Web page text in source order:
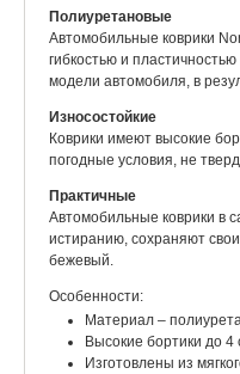
Полиуретановые
Автомобильные коврики
гибкостью и
модели автомобиля, в
Износостойкие
Коврики имеют высокие
погодные условия, не
Практичные
Автомобильные коврики в
истиранию, сохраняют
бежевый.
Особенности:
Материал –
Высокие бортики до 4
Изготовлены из